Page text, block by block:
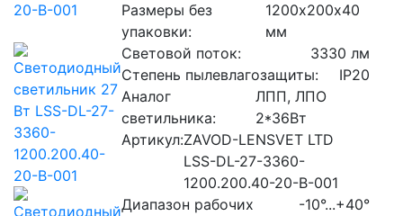
Размеры без
упаковки:
1200х200х40
мм
Световой поток:
3330 лм
Степень пылевлагозащиты:
IP20
Аналог
светильника:
ЛПП, ЛПО
2*36Вт
Артикул:ZAVOD-LENSVET LTD
LSS-DL-27-3360-
1200.200.40-20-B-001
Диапазон рабочих
-10°...+40°